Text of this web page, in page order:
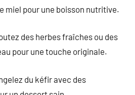
miel pour une boisson nutritive.
des herbes fraîches ou des
pour une touche originale.
du kéfir avec des